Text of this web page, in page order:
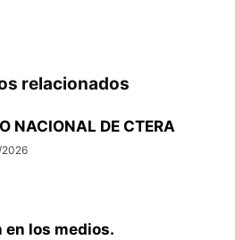
relacionados
NACIONAL DE CTERA
en los medios.